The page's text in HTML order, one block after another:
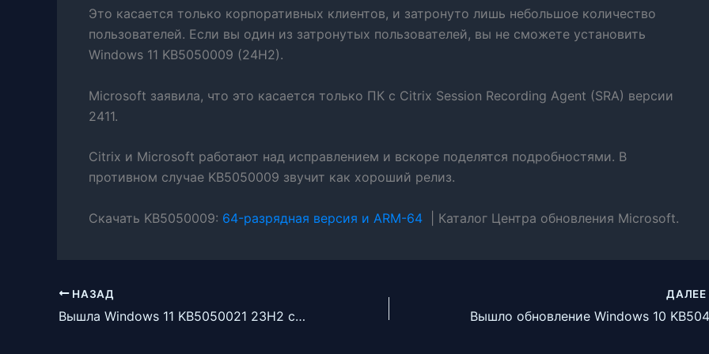
Это касается только корпоративных клиентов, и затронуто лишь небольшое количество
пользователей. Если вы один из затронутых пользователей, вы не сможете установить
Windows 11 KB5050009 (24H2).
Microsoft заявила, что это касается только ПК с Citrix Session Recording Agent (SRA) версии
2411.
Citrix и Microsoft работают над исправлением и вскоре поделятся подробностями. В
противном случае KB5050009 звучит как хороший релиз.
Скачать KB5050009: 64-разрядная версия и ARM-64 | Каталог Центра обновления Microsoft.
НАЗАД
Вышла Windows 11 KB5050021 23H2 с новыми функциями
ДАЛЕЕ